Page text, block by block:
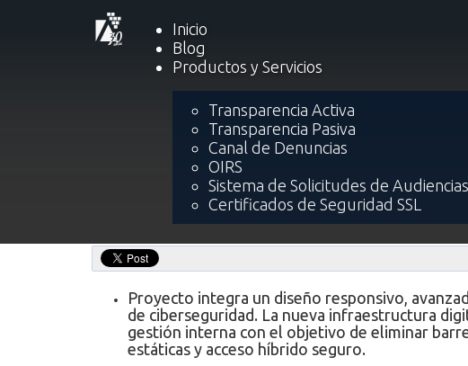
Inicio
Blog
Productos y Servicios
Transparencia Activa
Transparencia Pasiva
Canal de Denuncias
OIRS
Sistema de Solicitudes de Audiencias
Certificados de Seguridad SSL
GORE Arica y Parinacota
Proyecto integra un diseño responsivo,
de ciberseguridad. La nueva infraestructura
gestión interna con el objetivo de eliminar
estáticas y acceso híbrido seguro.